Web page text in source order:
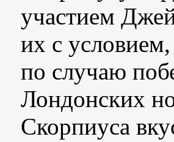
участием
их с
по случаю
Лондонских
Скорпиуса